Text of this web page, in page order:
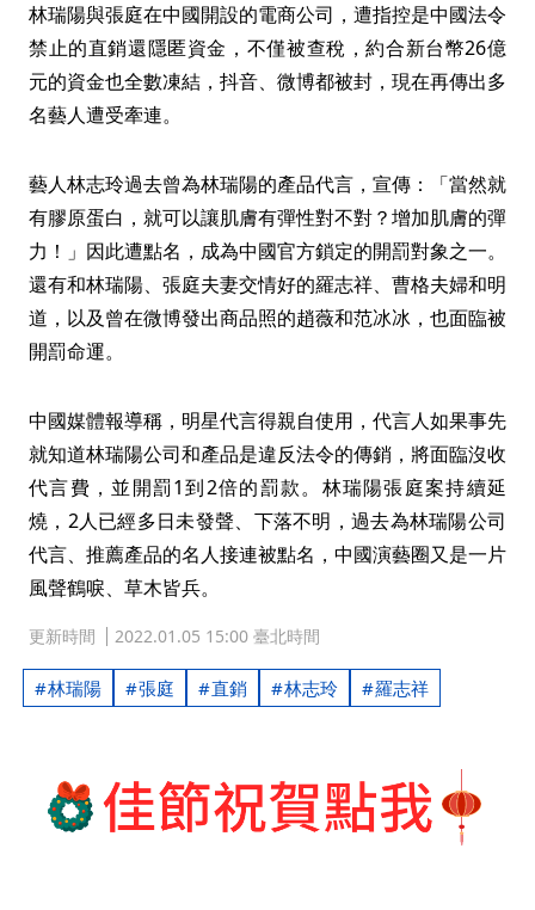
林瑞陽與張庭在中國開設的電商公司，遭指控是中國法令
禁止的直銷還隱匿資金，不僅被查稅，約合新台幣26億
元的資金也全數凍結，抖音、微博都被封，現在再傳出多
名藝人遭受牽連。
藝人林志玲過去曾為林瑞陽的產品代言，宣傳：「當然就
有膠原蛋白，就可以讓肌膚有彈性對不對？增加肌膚的彈
力！」因此遭點名，成為中國官方鎖定的開罰對象之一。
還有和林瑞陽、張庭夫妻交情好的羅志祥、曹格夫婦和明
道，以及曾在微博發出商品照的趙薇和范冰冰，也面臨被
開罰命運。
中國媒體報導稱，明星代言得親自使用，代言人如果事先
就知道林瑞陽公司和產品是違反法令的傳銷，將面臨沒收
代言費，並開罰1到2倍的罰款。林瑞陽張庭案持續延
燒，2人已經多日未發聲、下落不明，過去為林瑞陽公司
代言、推薦產品的名人接連被點名，中國演藝圈又是一片
風聲鶴唳、草木皆兵。
更新時間 2022.01.05 15:00 臺北時間
林瑞陽 張庭 直銷 林志玲 羅志祥